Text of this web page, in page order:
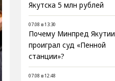
Якутска 5 млн рублей
07.08 в 13:30
Почему Минпред Якутии
проиграл суд «Пенной
станции»?
07.08 в 12:48